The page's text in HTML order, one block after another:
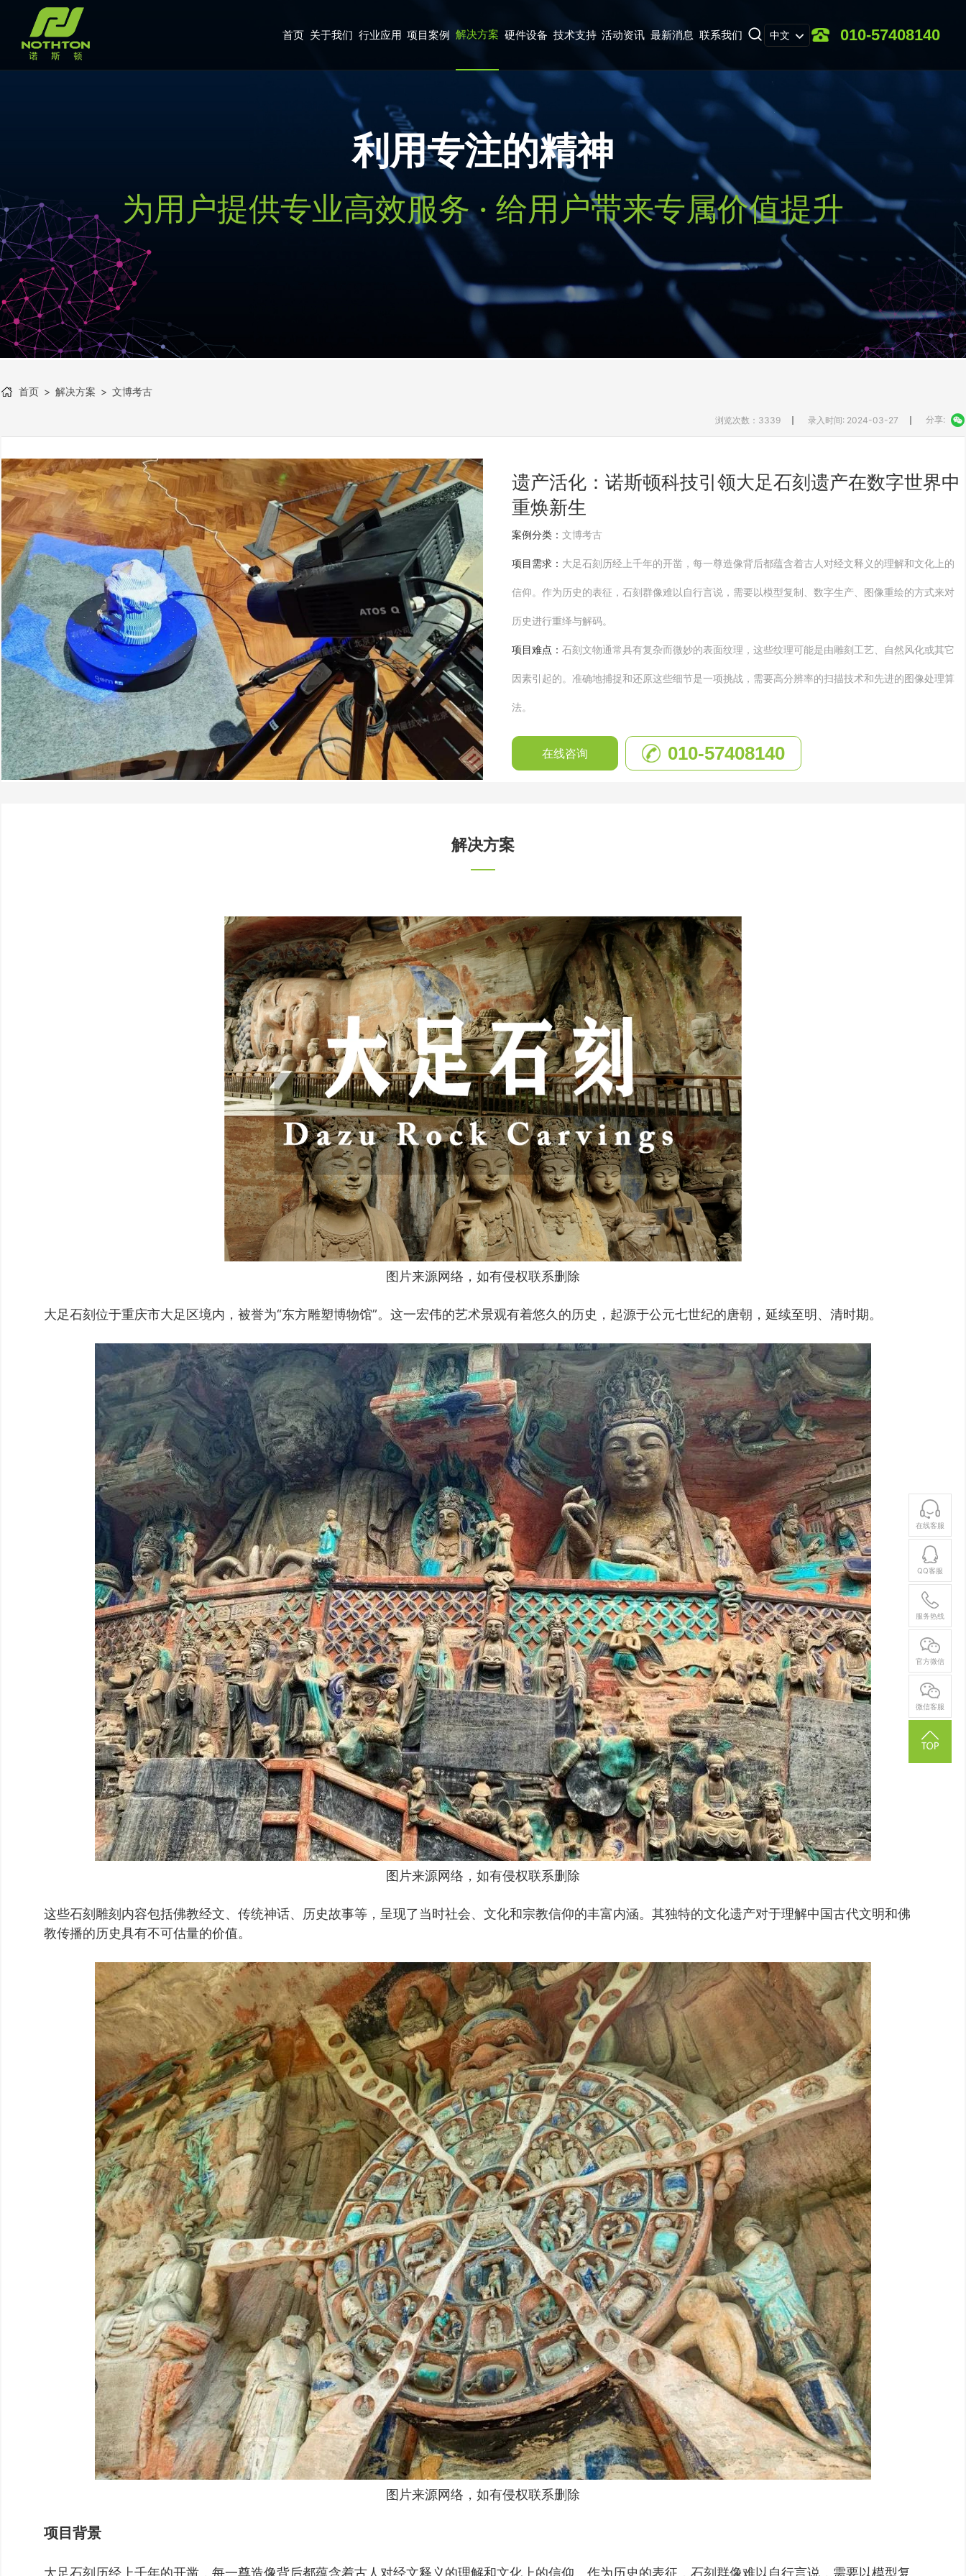
在线客服
QQ客服
服务热线
官方微信
微信客服
首页 关于我们 行业应用 项目案例 解决方案 硬件设备 技术支持 活动资讯 最新消息 联系我们 中文 010-57408140
利用专注的精神
为用户提供专业高效服务 · 给用户带来专属价值提升
首页 > 解决方案 > 文博考古
浏览次数：3339 录入时间: 2024-03-27 分享:
遗产活化：诺斯顿科技引领大足石刻遗产在数字世界中
重焕新生
案例分类：文博考古
项目需求： 大足石刻历经上千年的开凿，每一尊造像背后都蕴含着古人对经文释义的理解和文化上的
信仰。作为历史的表征，石刻群像难以自行言说，需要以模型复制、数字生产、图像重绘的方式来对
历史进行重绎与解码。
项目难点：石刻文物通常具有复杂而微妙的表面纹理，这些纹理可能是由雕刻工艺、自然风化或其它
因素引起的。准确地捕捉和还原这些细节是一项挑战，需要高分辨率的扫描技术和先进的图像处理算
法。
在线咨询 010-57408140
解决方案
图片来源网络，如有侵权联系删除
大足石刻位于重庆市大足区境内，被誉为“东方雕塑博物馆”。这一宏伟的艺术景观有着悠久的历史，起源于公元七世纪的唐朝，延续至明、清时期。
图片来源网络，如有侵权联系删除
这些石刻雕刻内容包括佛教经文、传统神话、历史故事等，呈现了当时社会、文化和宗教信仰的丰富内涵。其独特的文化遗产对于理解中国古代文明和佛
教传播的历史具有不可估量的价值。
图片来源网络，如有侵权联系删除
项目背景
大足石刻历经上千年的开凿，每一尊造像背后都蕴含着古人对经文释义的理解和文化上的信仰。作为历史的表征，石刻群像难以自行言说，需要以模型复